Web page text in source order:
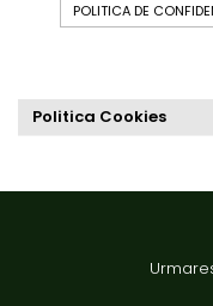
POLITICA DE
Politica Cookies